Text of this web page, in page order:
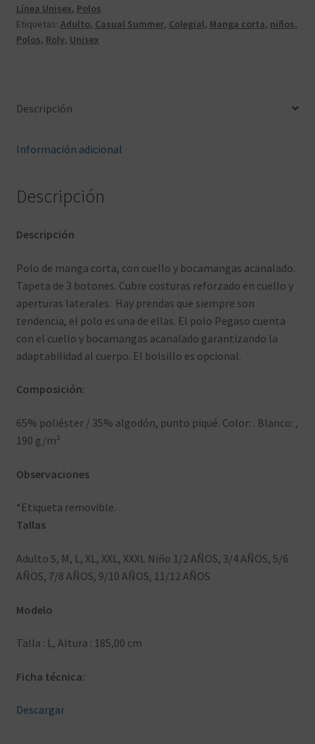
Línea Unisex, Polos
Etiquetas: Adulto, Casual Summer, Colegial, Manga corta, niños,
Polos, Roly, Unisex
Descripción
Información adicional
Descripción
Descripción
Polo de manga corta, con cuello y bocamangas acanalado.
Tapeta de 3 botones. Cubre costuras reforzado en cuello y
aperturas laterales. Hay prendas que siempre son
tendencia, el polo es una de ellas. El polo Pegaso cuenta
con el cuello y bocamangas acanalado garantizando la
adaptabilidad al cuerpo. El bolsillo es opcional.
Composición:
65% poliéster / 35% algodón, punto piqué. Color: . Blanco: ,
190 g/m²
Observaciones
*Etiqueta removible.
Tallas
Adulto S, M, L, XL, XXL, XXXL Niño 1/2 AÑOS, 3/4 AÑOS, 5/6
AÑOS, 7/8 AÑOS, 9/10 AÑOS, 11/12 AÑOS
Modelo
Talla : L, Altura : 185,00 cm
Ficha técnica:
Descargar